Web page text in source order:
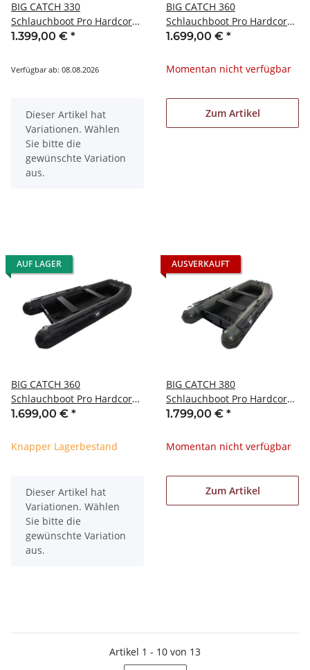
BIG CATCH 330
Schlauchboot Pro Hardcore
Carbon/Schwarz
1.399,00 € *
Verfügbar ab: 08.08.2026
x
Dieser Artikel hat
Variationen. Wählen
Sie bitte die
gewünschte Variation
aus.
BIG CATCH 360
Schlauchboot Pro Hardcore
Oliv
1.699,00 € *
Momentan nicht verfügbar
Zum Artikel
AUF LAGER
BIG CATCH 360
Schlauchboot Pro Hardcore
Carbon/Schwarz
1.699,00 € *
Knapper Lagerbestand
x
Dieser Artikel hat
Variationen. Wählen
Sie bitte die
gewünschte Variation
aus.
AUSVERKAUFT
BIG CATCH 380
Schlauchboot Pro Hardcore
Oliv
1.799,00 € *
Momentan nicht verfügbar
Zum Artikel
Artikel 1 - 10 von 13